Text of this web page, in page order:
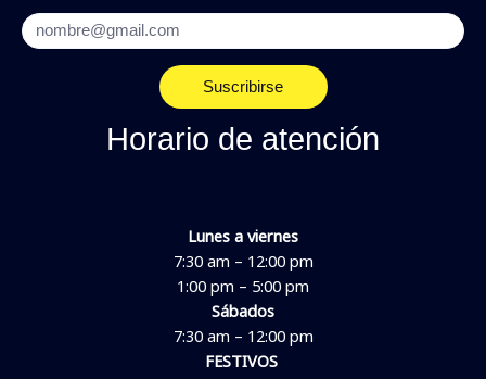
Email
Suscribirse
Horario de atención
Lunes a viernes
7:30 am – 12:00 pm
1:00 pm – 5:00 pm
Sábados
7:30 am – 12:00 pm
FESTIVOS